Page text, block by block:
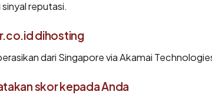
reputasi.
dihosting
dari Singapore via Akamai
skor kepada Anda